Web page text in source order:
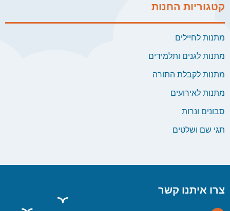
קטגוריות החנות
מתנות לחיילים
מתנות לגנים ותלמידים
מתנות לקבלת התורה
מתנות לאירועים
סבונים ונרות
תגי שם ושלטים
צרו איתנו קשר